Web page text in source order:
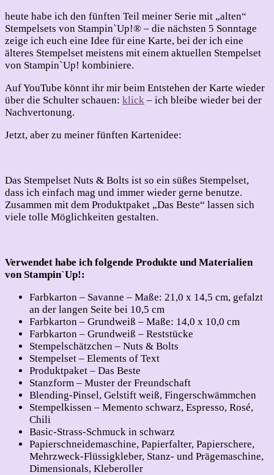
heute habe ich den fünften Teil meiner Serie mit „alten“
Stempelsets von Stampin`Up!® – die nächsten 5 Sonntage
zeige ich euch eine Idee für eine Karte, bei der ich eine
älteres Stempelset meistens mit einem aktuellen Stempelset
von Stampin`Up! kombiniere.
Auf YouTube könnt ihr mir beim Entstehen der Karte wieder
über die Schulter schauen: klick – ich bleibe wieder bei der
Nachvertonung.
Jetzt, aber zu meiner fünften Kartenidee:
Das Stempelset Nuts & Bolts ist so ein süßes Stempelset,
dass ich einfach mag und immer wieder gerne benutze.
Zusammen mit dem Produktpaket „Das Beste“ lassen sich
viele tolle Möglichkeiten gestalten.
Verwendet habe ich folgende Produkte und Materialien
von Stampin`Up!:
Farbkarton – Savanne – Maße: 21,0 x 14,5 cm, gefalzt
an der langen Seite bei 10,5 cm
Farbkarton – Grundweiß – Maße: 14,0 x 10,0 cm
Farbkarton – Grundweiß – Reststücke
Stempelschätzchen – Nuts & Bolts
Stempelset – Elements of Text
Produktpaket – Das Beste
Stanzform – Muster der Freundschaft
Blending-Pinsel, Gelstift weiß, Fingerschwämmchen
Stempelkissen – Memento schwarz, Espresso, Rosé,
Chili
Basic-Strass-Schmuck in schwarz
Papierschneidemaschine, Papierfalter, Papierschere,
Mehrzweck-Flüssigkleber, Stanz- und Prägemaschine,
Dimensionals, Kleberoller